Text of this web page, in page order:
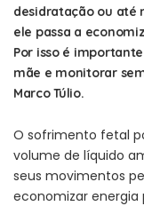
desidratação ou até
ele passa a
Por isso é importante
mãe e monitorar
Marco Túlio.
O sofrimento fetal
volume de líquido
seus movimentos
economizar energia